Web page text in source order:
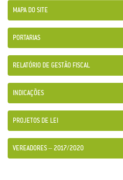
MAPA DO SITE
PORTARIAS
RELATÓRIO DE GESTÃO FISCAL
INDICAÇÕES
PROJETOS DE LEI
VEREADORES – 2017/2020